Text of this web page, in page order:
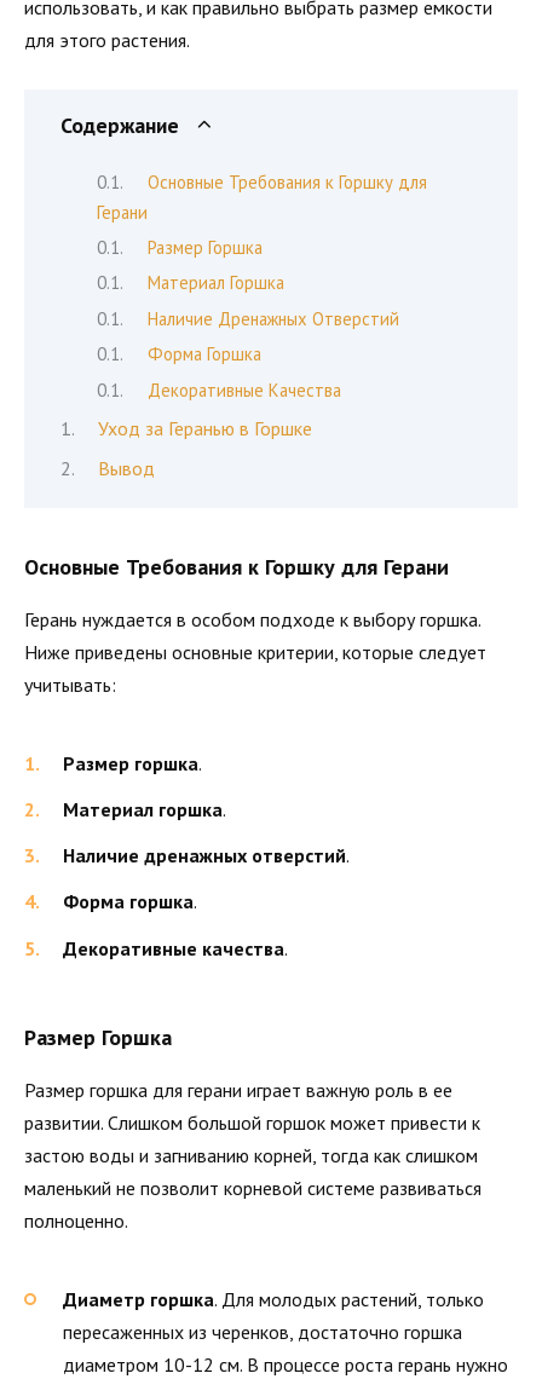
использовать, и как правильно выбрать размер емкости
для этого растения.
Содержание
Основные Требования к Горшку для
Герани
Размер Горшка
Материал Горшка
Наличие Дренажных Отверстий
Форма Горшка
Декоративные Качества
Уход за Геранью в Горшке
Вывод
Основные Требования к Горшку для Герани
Герань нуждается в особом подходе к выбору горшка.
Ниже приведены основные критерии, которые следует
учитывать:
Размер горшка.
Материал горшка.
Наличие дренажных отверстий.
Форма горшка.
Декоративные качества.
Размер Горшка
Размер горшка для герани играет важную роль в ее
развитии. Слишком большой горшок может привести к
застою воды и загниванию корней, тогда как слишком
маленький не позволит корневой системе развиваться
полноценно.
Диаметр горшка. Для молодых растений, только
пересаженных из черенков, достаточно горшка
диаметром 10-12 см. В процессе роста герань нужно